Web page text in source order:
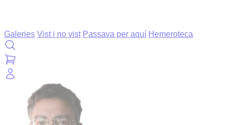
Galeries Vist i no vist Passava per aquí Hemeroteca